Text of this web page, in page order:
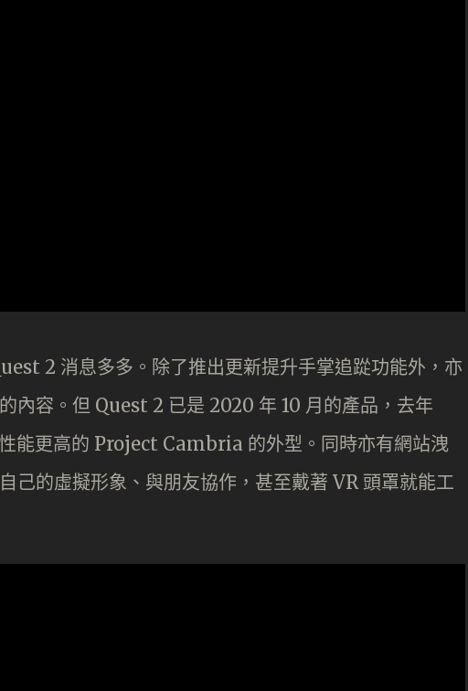
2 消息多多。除了推出更新提升手掌追踨功能外，亦
內容。但 Quest 2 已是 2020 年 10 月的產品，去年
能更高的 Project Cambria 的外型。同時亦有網站洩
己的虛擬形象、與朋友協作，甚至戴著 VR 頭罩就能工